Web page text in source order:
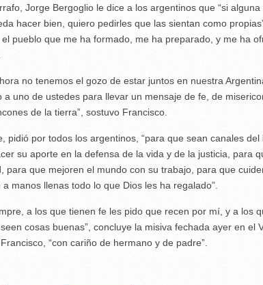
Jorge Bergoglio le dice a los argentinos que “si
hacer bien, quiero pedirles que las sientan como
el pueblo que me ha formado, me ha preparado, y me ha
no tenemos el gozo de estar juntos en nuestra
a uno de ustedes para llevar un mensaje de fe, de
de la tierra”, sostuvo Francisco.
pidió por todos los argentinos, “para que sean canales
su aporte en la defensa de la vida y de la justicia, para
para que mejoren el mundo con su trabajo, para que
manos llenas todo lo que Dios les ha regalado”.
a los que tienen fe les pido que recen por mí, y a los
cosas buenas”, concluye la misiva fechada ayer en el
“con cariño de hermano y de padre”.